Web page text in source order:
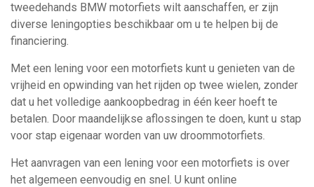
tweedehands BMW motorfiets wilt aanschaffen, er zijn
diverse leningopties beschikbaar om u te helpen bij de
financiering.
Met een lening voor een motorfiets kunt u genieten van de
vrijheid en opwinding van het rijden op twee wielen, zonder
dat u het volledige aankoopbedrag in één keer hoeft te
betalen. Door maandelijkse aflossingen te doen, kunt u stap
voor stap eigenaar worden van uw droommotorfiets.
Het aanvragen van een lening voor een motorfiets is over
het algemeen eenvoudig en snel. U kunt online